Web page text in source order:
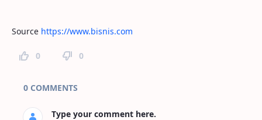
Source https://www.bisnis.com
0 0
Page Comments
0 COMMENTS
Type your comment here.